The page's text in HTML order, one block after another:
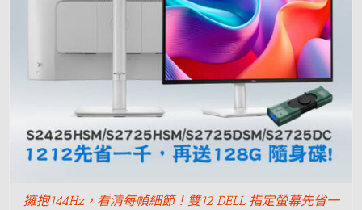
擁抱144Hz，看清每幀細節！雙12 DELL 指定螢幕先省一